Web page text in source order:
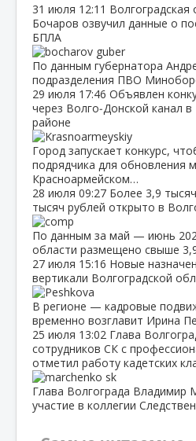
31 июля 12:11 Волгоградская
Бочаров озвучил данные о
БПЛА
По данным губернатора
подразделения ПВО
29 июля 17:46 Объявлен
через Волго‑Донской канал
районе
Город запускает конкурс,
подрядчика для обновления
Красноармейском…
28 июля 09:27 Более 3,9
тысяч рублей открыто в
По данным за май — июнь
области размещено свыше
27 июля 15:16 Новые
вертикали Волгоградской
В регионе — кадровые
временно возглавит Ирина
25 июля 13:02 Глава
сотрудников СК с
отметил работу кадетских
Глава Волгограда Владимир
участие в коллегии